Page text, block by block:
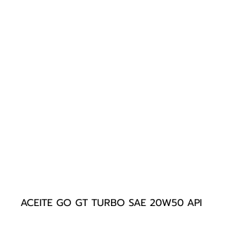
ACEITE GO GT TURBO SAE 20W50 API